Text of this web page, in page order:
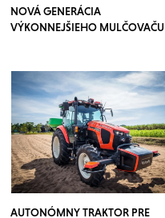
NOVÁ GENERÁCIA
VÝKONNEJŠIEHO MULČOVAČU
AUTONÓMNY TRAKTOR PRE